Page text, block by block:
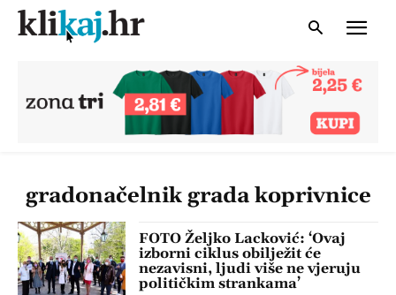
gradonačelnik grada koprivnice
FOTO Željko Lacković: ‘Ovaj
izborni ciklus obilježit će
nezavisni, ljudi više ne vjeruju
političkim strankama’